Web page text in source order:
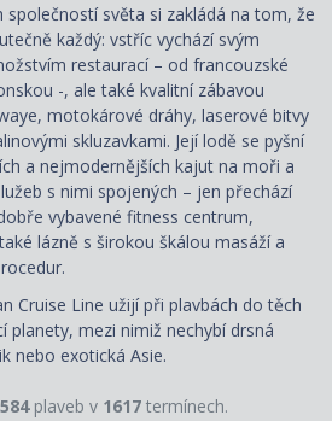
společností světa si zakládá na tom, že
každý: vstříc vychází svým
restaurací – od francouzské
-, ale také kvalitní zábavou
motokárové dráhy, laserové bitvy
skluzavkami. Její lodě se pyšní
a nejmodernějších kajut na moři a
s nimi spojených – jen přechází
vybavené fitness centrum,
lázně s širokou škálou masáží a
Cruise Line užijí při plavbách do těch
planety, mezi nimiž nechybí drsná
nebo exotická Asie.
584 plaveb v 1617 termínech.